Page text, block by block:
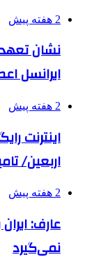
2 هفته پیش
نشان
ایرانسل
2 هفته پیش
اربعین/
2 هفته پیش
عارف:
نمی‌گیرد